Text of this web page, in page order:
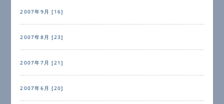
2007年9月 [16]
2007年8月 [23]
2007年7月 [21]
2007年6月 [20]